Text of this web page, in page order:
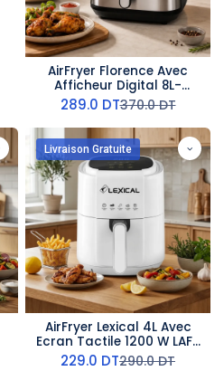
AirFryer Florence Avec
Afficheur Digital 8L-
2000W
289.0 DT370.0DT
Livraison Gratuite
AirFryer Lexical 4L Avec
Ecran Tactile 1200 W LAF-
3011- Blanc
229.0 DT290.0DT